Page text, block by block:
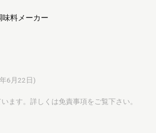
味料メーカー
6月22日)
ます。詳しくは免責事項をご覧下さい。